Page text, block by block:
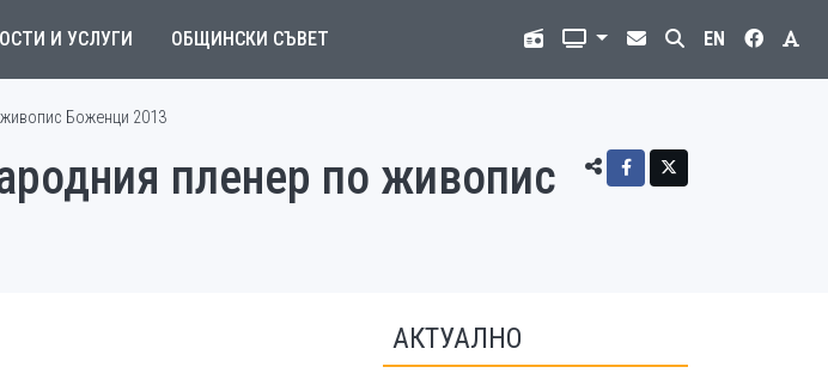
И УСЛУГИ ОБЩИНСКИ СЪВЕТ EN
Боженци 2013
пленер по живопис
АКТУАЛНО